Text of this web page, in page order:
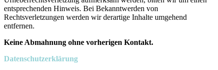
entsprechenden Hinweis. Bei Bekanntwerden von
Rechtsverletzungen werden wir derartige Inhalte umgehend
entfernen.
Keine Abmahnung ohne vorherigen Kontakt.
Datenschutzerklärung